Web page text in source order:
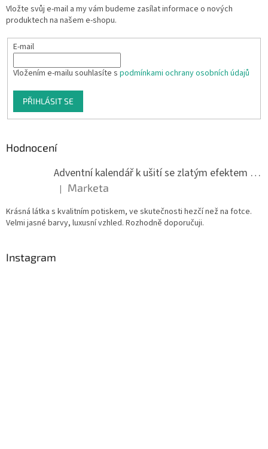
Vložte svůj e-mail a my vám budeme zasílat informace o nových
produktech na našem e-shopu.
E-mail
Vložením e-mailu souhlasíte s podmínkami ochrany osobních údajů
PŘIHLÁSIT SE
Hodnocení
Adventní kalendář k ušití se zlatým efektem 042Q
Hodnocení produktu je 5 z 5 hvězdiček.
| Marketa
Krásná látka s kvalitním potiskem, ve skutečnosti hezčí než na fotce.
Velmi jasné barvy, luxusní vzhled. Rozhodně doporučuji.
Instagram